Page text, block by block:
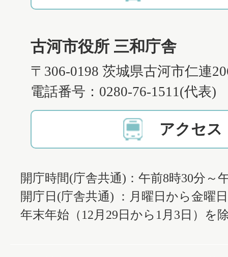
古河市役所 三和庁舎
〒306-0198 茨城県古河市仁連
電話番号：0280-76-1511(代表)
アクセス
開庁時間(庁舎共通)：午前8時30分～
開庁日(庁舎共通) ：月曜日から金曜
年末年始（12月29日から1月3日）を